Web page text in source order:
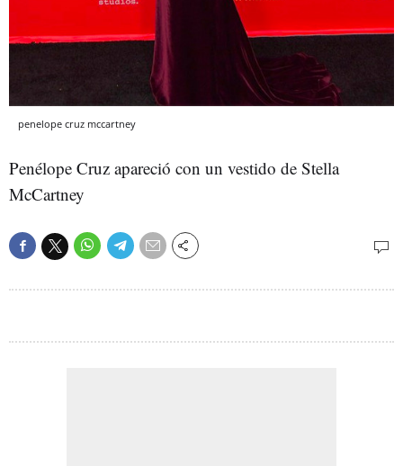
penelope cruz mccartney
Penélope Cruz apareció con un vestido de Stella
McCartney